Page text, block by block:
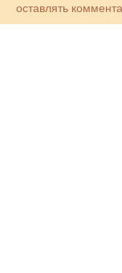
оставлять